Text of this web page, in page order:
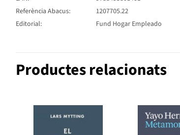
Referència Abacus:
1207705.22
Editorial:
Fund Hogar Empleado
Productes relacionats